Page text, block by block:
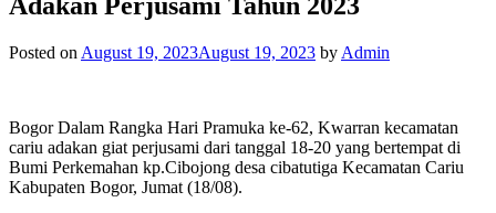
Posted on August 19, 2023August 19, 2023 by Admin
Bogor Dalam Rangka Hari Pramuka ke-62, Kwarran kecamatan
cariu adakan giat perjusami dari tanggal 18-20 yang bertempat di
Bumi Perkemahan kp.Cibojong desa cibatutiga Kecamatan Cariu
Kabupaten Bogor, Jumat (18/08).